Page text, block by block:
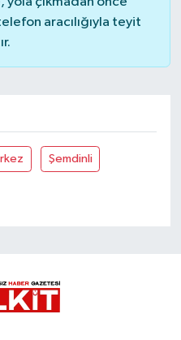
aracılığıyla teyit
Şemdinli